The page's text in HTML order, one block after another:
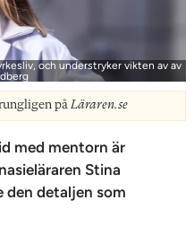
och understryker vikten av av
påLäraren.se
med mentorn är
Stina
den detaljen som